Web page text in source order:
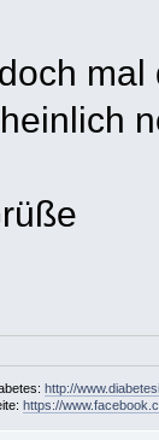
http://
https://